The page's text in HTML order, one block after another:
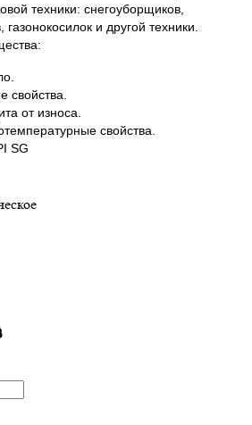
техники: снегоуборщиков,
и другой техники.
от износа.
свойства.
SG